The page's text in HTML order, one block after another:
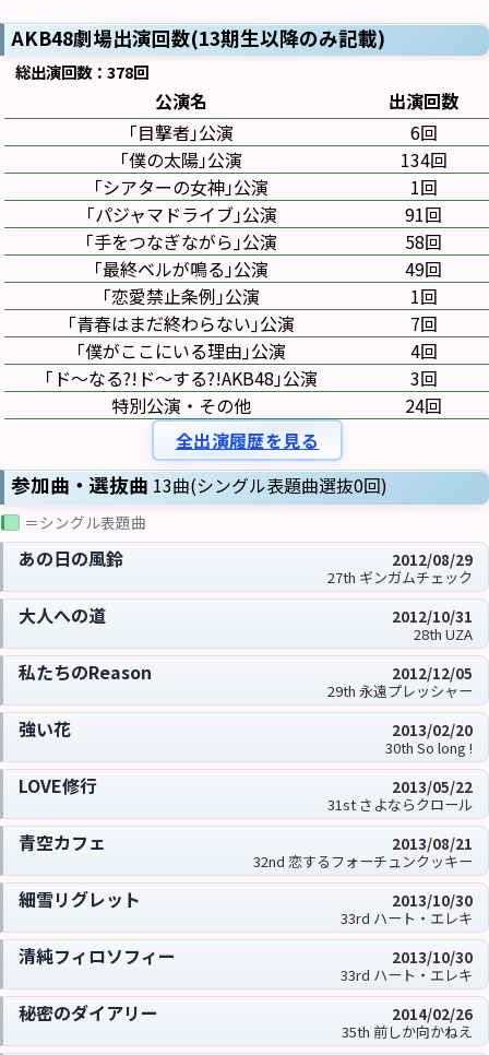
AKB48劇場出演回数(13期生以降のみ記載)
総出演回数：378回
公演名
出演回数
｢目撃者｣公演
6回
｢僕の太陽｣公演
134回
｢シアターの女神｣公演
1回
｢パジャマドライブ｣公演
91回
｢手をつなぎながら｣公演
58回
｢最終ベルが鳴る｣公演
49回
｢恋愛禁止条例｣公演
1回
｢青春はまだ終わらない｣公演
7回
｢僕がここにいる理由｣公演
4回
｢ド〜なる?!ド〜する?!AKB48｣公演
3回
特別公演・その他
24回
全出演履歴を見る
参加曲・選抜曲 13曲(シングル表題曲選抜0回)
＝シングル表題曲
あの日の風鈴
2012/08/29
27th ギンガムチェック
大人への道
2012/10/31
28th UZA
私たちのReason
2012/12/05
29th 永遠プレッシャー
強い花
2013/02/20
30th So long !
LOVE修行
2013/05/22
31st さよならクロール
青空カフェ
2013/08/21
32nd 恋するフォーチュンクッキー
細雪リグレット
2013/10/30
33rd ハート・エレキ
清純フィロソフィー
2013/10/30
33rd ハート・エレキ
秘密のダイアリー
2014/02/26
35th 前しか向かねえ